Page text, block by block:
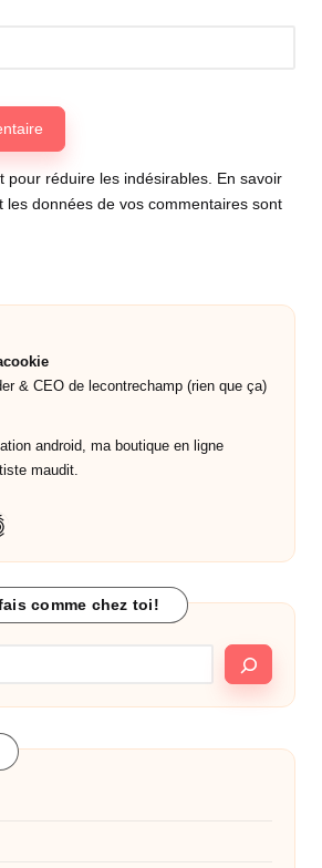
pour réduire les indésirables.
En savoir
les données de vos commentaires sont
& CEO de lecontrechamp (rien que ça)
android, ma boutique en ligne
maudit.
comme chez toi!